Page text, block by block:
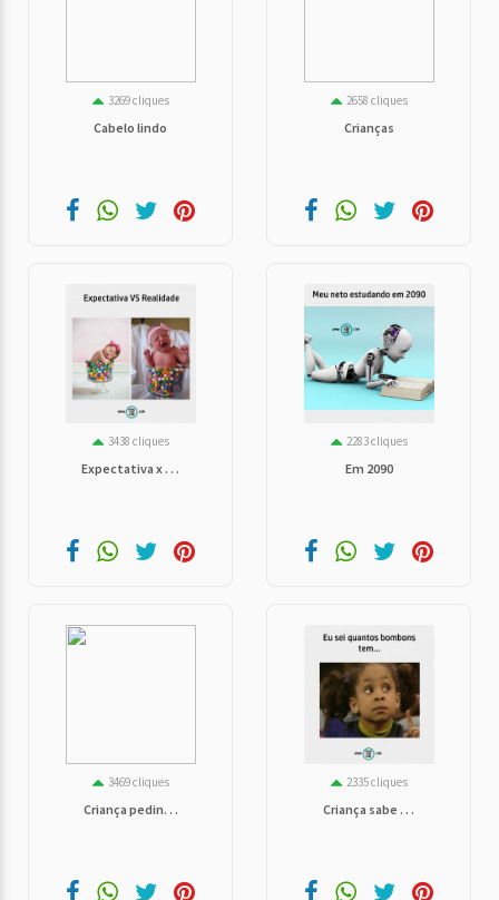
3269 cliques
Cabelo lindo
2658 cliques
Crianças
3438 cliques
Expectativa x . . .
2283 cliques
Em 2090
3469 cliques
Criança pedin. . .
2335 cliques
Criança sabe . . .